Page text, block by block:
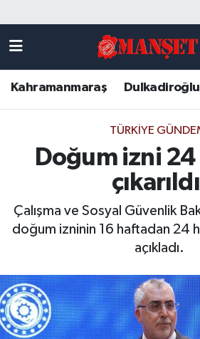
Kahramanmaraş Dulkadiroğlu
TÜRKIYE
Doğum izni
Çalışma ve Sosyal Güvenlik
doğum izninin 16 haftadan 24
açıkladı.
DULKADİROĞLU
KAHRAMANMARAŞ
ONİKİŞUBAT
Künye
Kahramanmaraş Nöbetçi
Kahramanmaraş Hava
Kahramanmaraş Trafik
Süper Lig Puan Durumu ve
Son Dakika Haberleri